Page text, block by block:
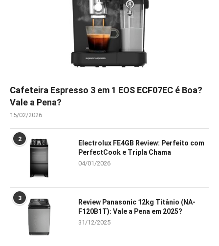
Cafeteira Espresso 3 em 1 EOS ECF07EC é Boa?
Vale a Pena?
15/02/2026
2
Electrolux FE4GB Review: Perfeito com
PerfectCook e Tripla Chama
04/01/2026
3
Review Panasonic 12kg Titânio (NA-
F120B1T): Vale a Pena em 2025?
31/12/2025